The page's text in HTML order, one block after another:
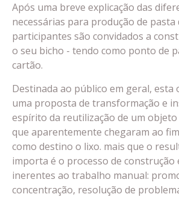
Após uma breve explicação das
necessárias para produção de pasta
participantes são convidados a
o seu bicho - tendo como ponto de
cartão.
Destinada ao público em geral, esta
uma proposta de transformação e
espírito da reutilização de um
que aparentemente chegaram ao
como destino o lixo. mais que o
importa é o processo de construção
inerentes ao trabalho manual:
concentração, resolução de